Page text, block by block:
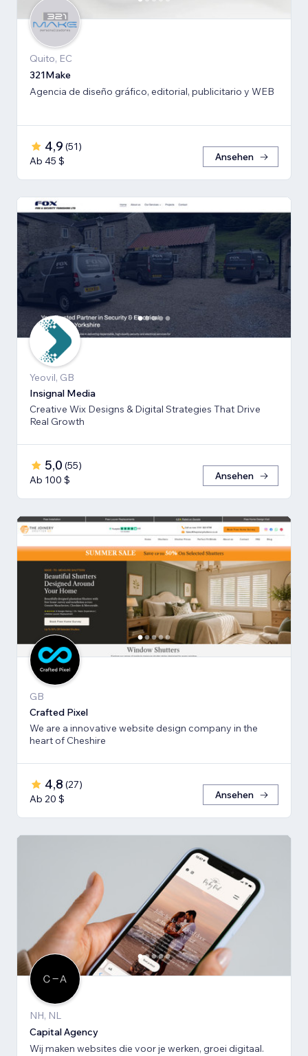
Quito, EC
321Make
Agencia de diseño gráfico, editorial, publicitario y WEB
4,9 (51)
Ab 45 $
Ansehen
Yeovil, GB
Insignal Media
Creative Wix Designs & Digital Strategies That Drive
Real Growth
5,0 (55)
Ab 100 $
Ansehen
GB
Crafted Pixel
We are a innovative website design company in the
heart of Cheshire
4,8 (27)
Ab 20 $
Ansehen
NH, NL
Capital Agency
Wij maken websites die voor je werken, groei digitaal.